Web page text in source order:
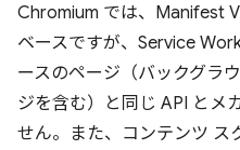
Chromium では、Manifest
ベースですが、Service
ースのページ（バックグラ
ジを含む）と同じ API とメ
せん。また、コンテンツ ス